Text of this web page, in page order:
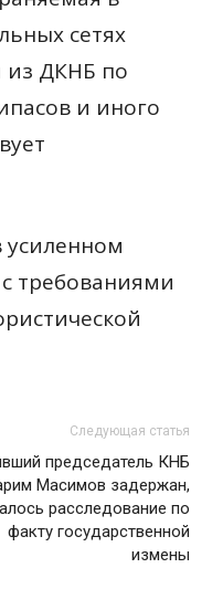
сетях
ДКНБ по
и иного
усиленном
требованиями
Следующая статья
председатель КНБ
Масимов задержан,
расследование по
факту государственной
измены